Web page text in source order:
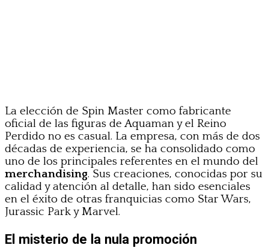
La elección de Spin Master como fabricante
oficial de las figuras de Aquaman y el Reino
Perdido no es casual. La empresa, con más de dos
décadas de experiencia, se ha consolidado como
uno de los principales referentes en el mundo del
merchandising. Sus creaciones, conocidas por su
calidad y atención al detalle, han sido esenciales
en el éxito de otras franquicias como Star Wars,
Jurassic Park y Marvel.
El misterio de la nula promoción